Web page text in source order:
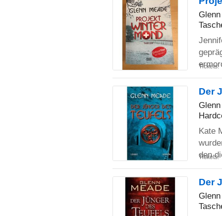
Tickets:
Der
Kate
den
Tickets:
Der